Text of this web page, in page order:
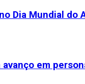
Dia Mundial do
em